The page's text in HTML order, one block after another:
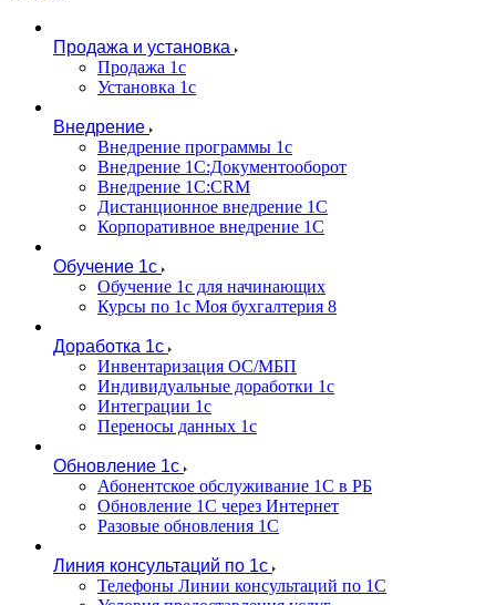
Продажа и установка
Продажа 1с
Установка 1с
Внедрение
Внедрение программы 1с
Внедрение 1С:Документооборот
Внедрение 1С:CRM
Дистанционное внедрение 1С
Корпоративное внедрение 1С
Обучение 1с
Обучение 1с для начинающих
Курсы по 1с Моя бухгалтерия 8
Доработка 1с
Инвентаризация ОС/МБП
Индивидуальные доработки 1с
Интеграции 1с
Переносы данных 1с
Обновление 1с
Абонентское обслуживание 1С в РБ
Обновление 1С через Интернет
Разовые обновления 1С
Линия консультаций по 1с
Телефоны Линии консультаций по 1С